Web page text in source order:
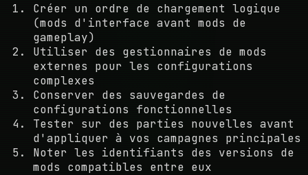
Créer un ordre de chargement logique
(mods d'interface avant mods de
gameplay)
Utiliser des gestionnaires de mods
externes pour les configurations
complexes
Conserver des sauvegardes de
configurations fonctionnelles
Tester sur des parties nouvelles avant
d'appliquer à vos campagnes principales
Noter les identifiants des versions de
mods compatibles entre eux